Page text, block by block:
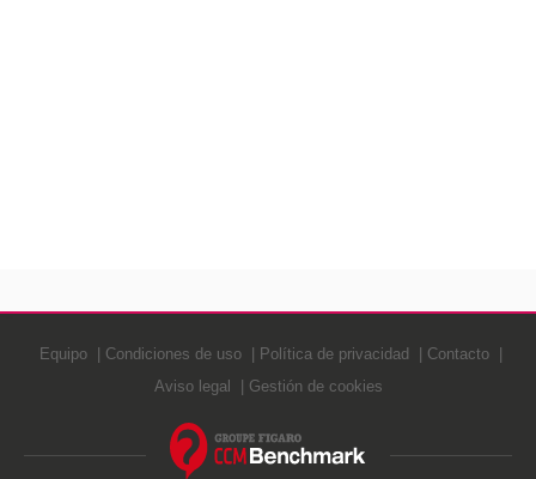
Equipo Condiciones de uso Política de privacidad
Contacto
Aviso legal
Gestión de cookies